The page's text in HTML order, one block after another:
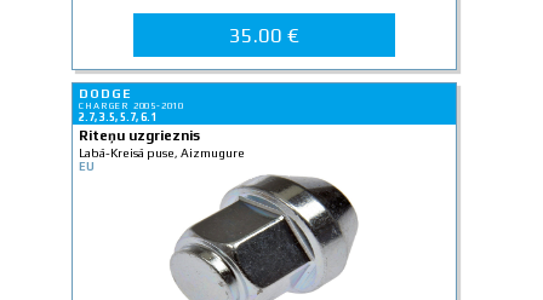
35.00 €
DODGE
CHARGER 2005-2010
2.7, 3.5, 5.7, 6.1
Riteņu uzgrieznis
Labā-Kreisā puse, Aizmugure
EU